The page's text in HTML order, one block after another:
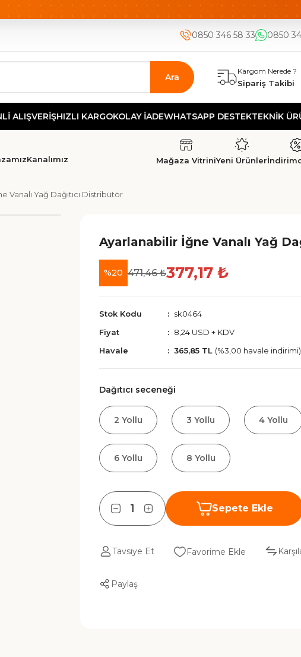
HIZLI KARGO GÜVENLİ ALIŞVERİŞ-KOLAY İADE UYGUN FİYAT
0850 346 58 33 0850
Ara
Kargom Nerede ?
Sipariş Takibi
HIZLI KARGOKOLAY İADEWHATSAPP DESTEKTEKNİK
Kanalımız Mağaza VitriniYeni Ürünler
Vanalı Yağ Dağıtıcı Distribütör
Ayarlanabilir İğne Vanalı Yağ
%20 471,46 ₺377,17 ₺
Stok Kodu
sk0464
Fiyat
8,24 USD + KDV
Havale
365,85 TL (%3,00 havale indirimi)
Dağıtıcı seceneği
2 Yollu 3 Yollu 4 Yollu
6 Yollu 8 Yollu
Sepete Ekle
Tavsiye Et
Paylaş